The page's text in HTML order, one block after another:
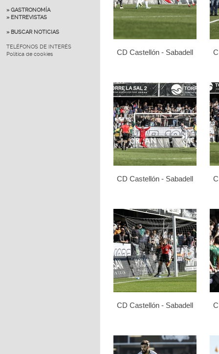
» GASTRONOMÍA
» ENTREVISTAS
» BUSCAR NOTICIAS
TELÉFONOS DE INTERÉS
Política de cookies
CD Castellón - Sabadell
CD Castellón - Sabadell
CD Castellón - Sabadell